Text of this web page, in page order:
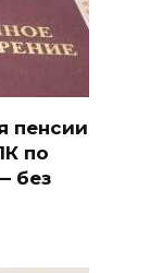
пенсии
по
без